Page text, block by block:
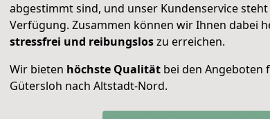
abgestimmt sind, und unser Kundenservice
Verfügung. Zusammen können wir Ihnen dabei
stressfrei und reibungsloszu erreichen.
Wir bieten höchste Qualität bei den Angeboten
Gütersloh nach Altstadt-Nord.